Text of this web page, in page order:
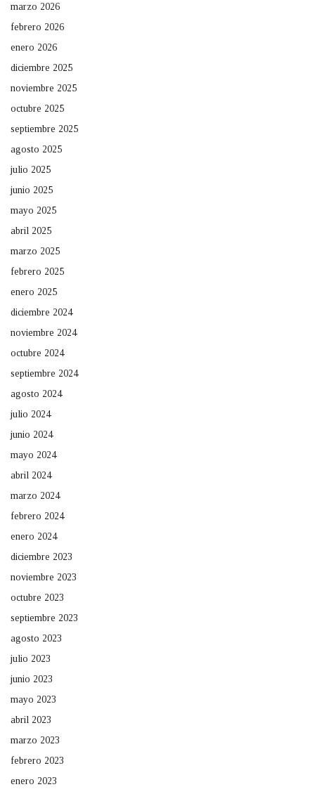
marzo 2026
febrero 2026
enero 2026
diciembre 2025
noviembre 2025
octubre 2025
septiembre 2025
agosto 2025
julio 2025
junio 2025
mayo 2025
abril 2025
marzo 2025
febrero 2025
enero 2025
diciembre 2024
noviembre 2024
octubre 2024
septiembre 2024
agosto 2024
julio 2024
junio 2024
mayo 2024
abril 2024
marzo 2024
febrero 2024
enero 2024
diciembre 2023
noviembre 2023
octubre 2023
septiembre 2023
agosto 2023
julio 2023
junio 2023
mayo 2023
abril 2023
marzo 2023
febrero 2023
enero 2023